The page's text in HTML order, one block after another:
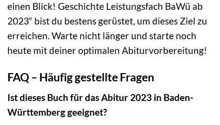
einen Blick! Geschichte Leistungsfach BaWü ab
2023“ bist du bestens gerüstet, um dieses Ziel zu
erreichen. Warte nicht länger und starte noch
heute mit deiner optimalen Abiturvorbereitung!
FAQ – Häufig gestellte Fragen
Ist dieses Buch für das Abitur 2023 in Baden-
Württemberg geeignet?